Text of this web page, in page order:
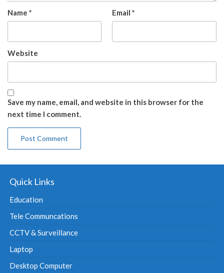
Name * Email *
Website
Save my name, email, and website in this browser for the
next time I comment.
Quick Links
Education
Tele Communcations
CCTV & Surveillance
Laptop
Desktop Computer